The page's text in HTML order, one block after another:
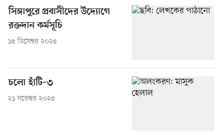
সিঙ্গাপুরে প্রবাসীদের উদ্যোগে
রক্তদান কর্মসূচি
১৫ ডিসেম্বর ২০২৫
চলো হাঁটি-৩
২১ নভেম্বর ২০২৫